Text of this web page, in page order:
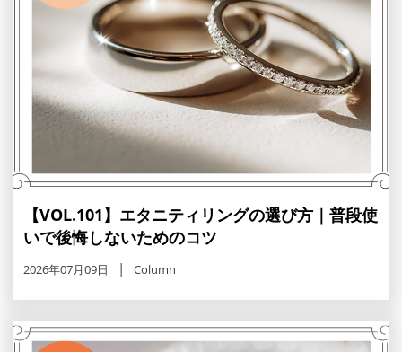
【VOL.101】エタニティリングの選び方｜普段使
いで後悔しないためのコツ
2026年07月09日 Column